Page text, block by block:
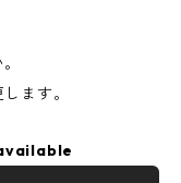
ます。